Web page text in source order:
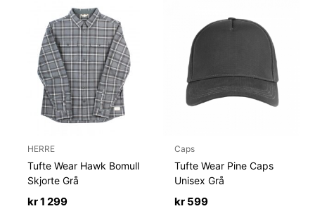
HERRE
Tufte Wear Hawk Bomull
Skjorte Grå
kr1 299
Caps
Tufte Wear Pine Caps
Unisex Grå
kr 599